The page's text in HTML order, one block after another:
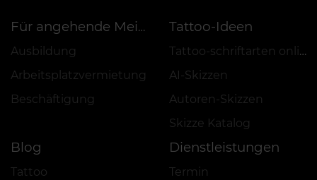
Für angehende Meister
Ausbildung
Arbeitsplatzvermietung
Beschäftigung
Tattoo-Ideen
Tattoo-schriftarten online
AI-Skizzen
Autoren-Skizzen
Skizze Katalog
Blog
Tattoo
Dienstleistungen
Termin